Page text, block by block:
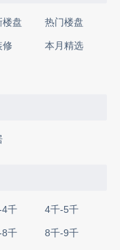
楼盘 热门楼盘
修 本月精选
4千 4千-5千
8千 8千-9千